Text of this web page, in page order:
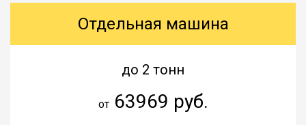
Отдельная машина
до 2 тонн
от63969 руб.